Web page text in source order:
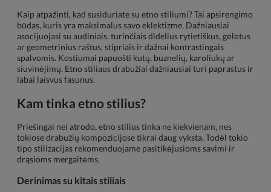
Kaip atpažinti, kad susiduriate su etno stiliumi? Tai apsirengimo
būdas, kuris yra maksimalus savo eklektizme. Dažniausiai
asocijuojasi su audiniais, turinčiais didelius rytietiškus, gėlėtus
ar geometrinius raštus, stipriais ir dažnai kontrastingais
spalvomis. Kostiumai papuošti kutų, buznelių, karoliukų ar
siuvinėjimų. Etno stiliaus drabužiai dažniausiai turi paprastus ir
labai laisvus fasunus.
Kam tinka etno stilius?
Priešingai nei atrodo, etno stilius tinka ne kiekvienam, nes
tokiose drabužių kompozicijose tikrai daug vyksta. Todėl tokio
tipo stilizacijas rekomenduojame pasitikėjusioms savimi ir
drąsioms mergaitėms.
Derinimas su kitais stiliais